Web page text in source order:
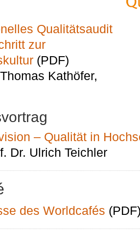
Qualitätsaudit
zur
(PDF)
Kathöfer,
– Qualität in
Dr. Ulrich Teichler
des Worldcafés